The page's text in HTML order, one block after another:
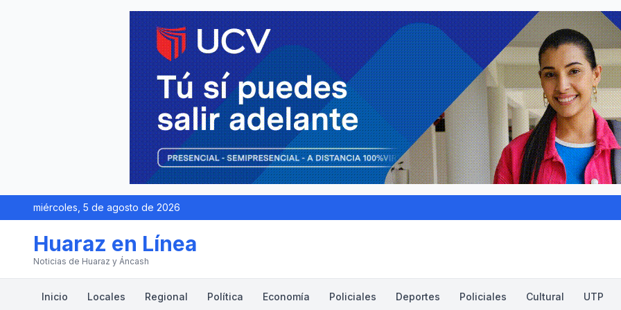
miércoles, 5 de agosto de 2026
Huaraz en Línea
Noticias de Huaraz y Áncash
Inicio Locales Regional Política Economía Policiales Deportes Policiales Cultural UTP